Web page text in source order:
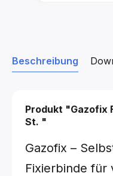
Beschreibung
Produkt "Gazofix
St. "
Gazofix –
Fixierbinde für